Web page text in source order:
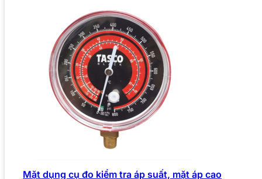
Mặt dụng cụ đo kiểm tra áp suất, mặt áp cao